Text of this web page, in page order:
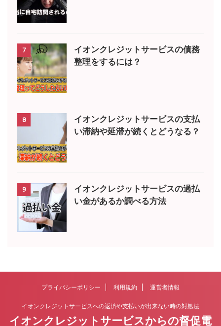
7
イオンクレジットサービスの債務
整理をするには？
8
イオンクレジットサービスの支払
い滞納や延滞が続くとどうなる？
9
イオンクレジットサービスの過払
い金があるか調べる方法
プライバシーポリシー 利用規約 運営者情報
イオンクレジットサービスへの返済や支払いが出来ない時の対処法
イオンクレジットサービスからの督促電